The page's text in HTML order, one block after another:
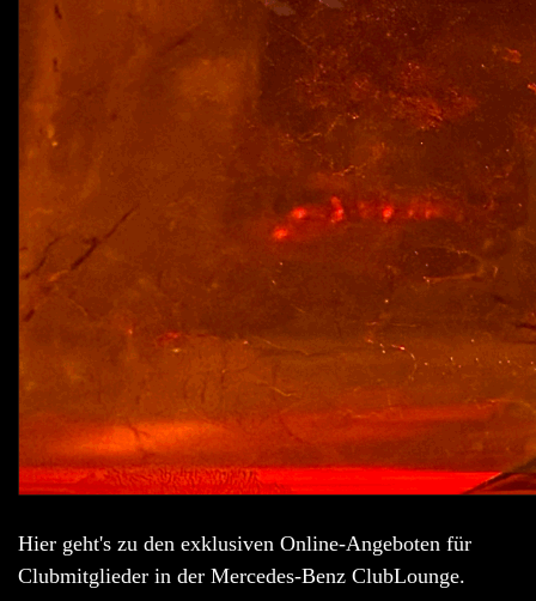
Hier geht's zu den exklusiven Online-Angeboten für
Clubmitglieder in der Mercedes-Benz ClubLounge.